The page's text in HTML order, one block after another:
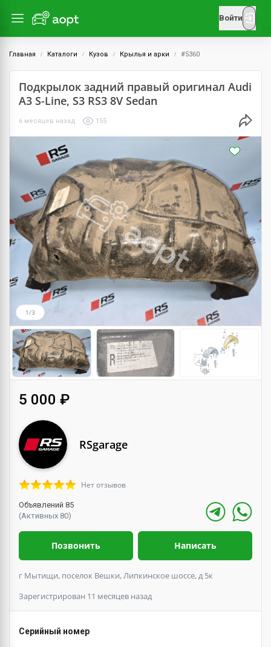
Войти
Главная Каталоги Кузов Крылья и арки #5360
Подкрылок задний правый оригинал Audi
A3 S-Line, S3 RS3 8V Sedan
6 месяцев назад 155
1/3
5 000 ₽
RSgarage
Нет отзывов
Объявлений 85
(Активных 80)
Позвонить Написать
г Мытищи, поселок Вешки, Липкинское шоссе, д 5к
Зарегистрирован 11 месяцев назад
Серийный номер